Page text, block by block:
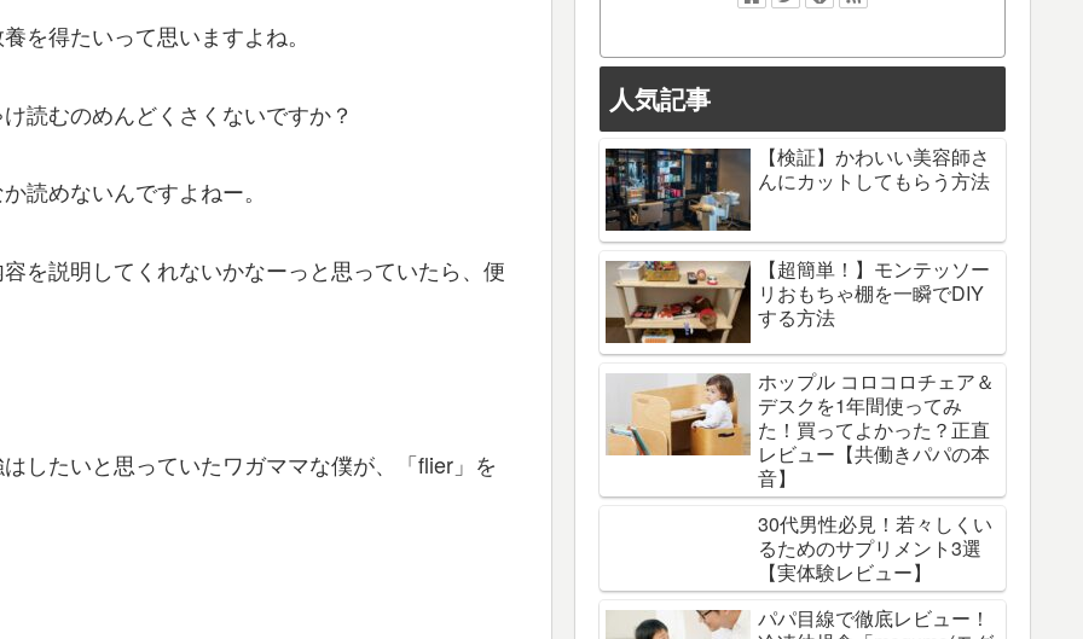
を得たいって思いますよね。
読むのめんどくさくないですか？
読めないんですよねー。
を説明してくれないかなーっと思っていたら、便
したいと思っていたワガママな僕が、「flier」を
人気記事
【検証】かわいい美容師さ
んにカットしてもらう方法
【超簡単！】モンテッソー
リおもちゃ棚を一瞬でDIY
する方法
ホップル コロコロチェア＆
デスクを1年間使ってみ
た！買ってよかった？正直
レビュー【共働きパパの本
音】
30代男性必見！若々しくい
るためのサプリメント3選
【実体験レビュー】
パパ目線で徹底レビュー！